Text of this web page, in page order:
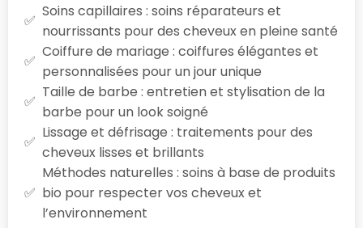
Soins capillaires : soins réparateurs et
nourrissants pour des cheveux en pleine santé
Coiffure de mariage : coiffures élégantes et
personnalisées pour un jour unique
Taille de barbe : entretien et stylisation de la
barbe pour un look soigné
Lissage et défrisage : traitements pour des
cheveux lisses et brillants
Méthodes naturelles : soins à base de produits
bio pour respecter vos cheveux et
l’environnement